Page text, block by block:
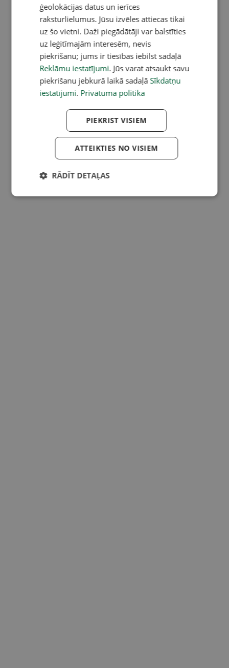
ģeolokācijas datus un ierīces
raksturlielumus. Jūsu izvēles attiecas tikai
uz šo vietni. Daži piegādātāji var balstīties
uz leģitīmajām interesēm, nevis
piekrišanu; jums ir tiesības iebilst sadaļā
Reklāmu iestatījumi. Jūs varat atsaukt savu
piekrišanu jebkurā laikā sadaļā Sīkdatņu
iestatījumi. Privātuma politika
PIEKRIST VISIEM
ATTEIKTIES NO VISIEM
RĀDĪT DETAĻAS